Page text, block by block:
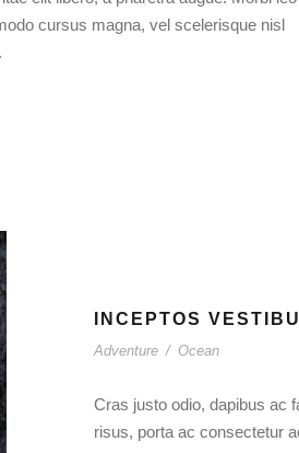
cursus magna, vel scelerisque nisl
INCEPTOS
Adventure / Ocean
Cras justo odio, dapibus ac
risus, porta ac consectetur